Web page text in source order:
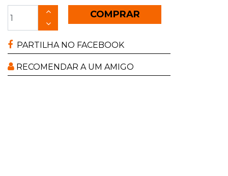
COMPRAR
PARTILHA NO FACEBOOK
RECOMENDAR A UM AMIGO